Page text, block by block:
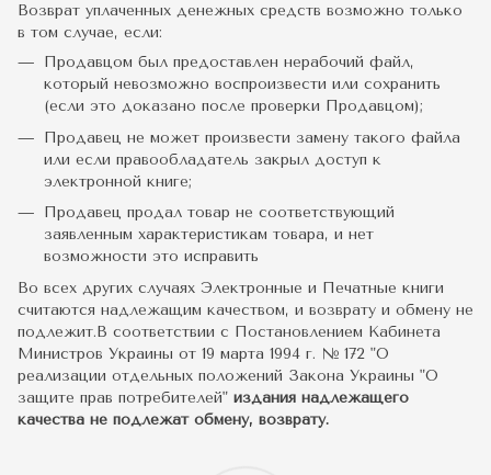
Возврат уплаченных денежных средств возможно только
в том случае, если:
Продавцом был предоставлен нерабочий файл,
который невозможно воспроизвести или сохранить
(если это доказано после проверки Продавцом);
Продавец не может произвести замену такого файла
или если правообладатель закрыл доступ к
электронной книге;
Продавец продал товар не соответствующий
заявленным характеристикам товара, и нет
возможности это исправить
Во всех других случаях Электронные и Печатные книги
считаются надлежащим качеством, и возврату и обмену не
подлежит.В соответствии с Постановлением Кабинета
Министров Украины от 19 марта 1994 г. № 172 "О
реализации отдельных положений Закона Украины "О
защите прав потребителей" издания надлежащего
качества не подлежат обмену, возврату.